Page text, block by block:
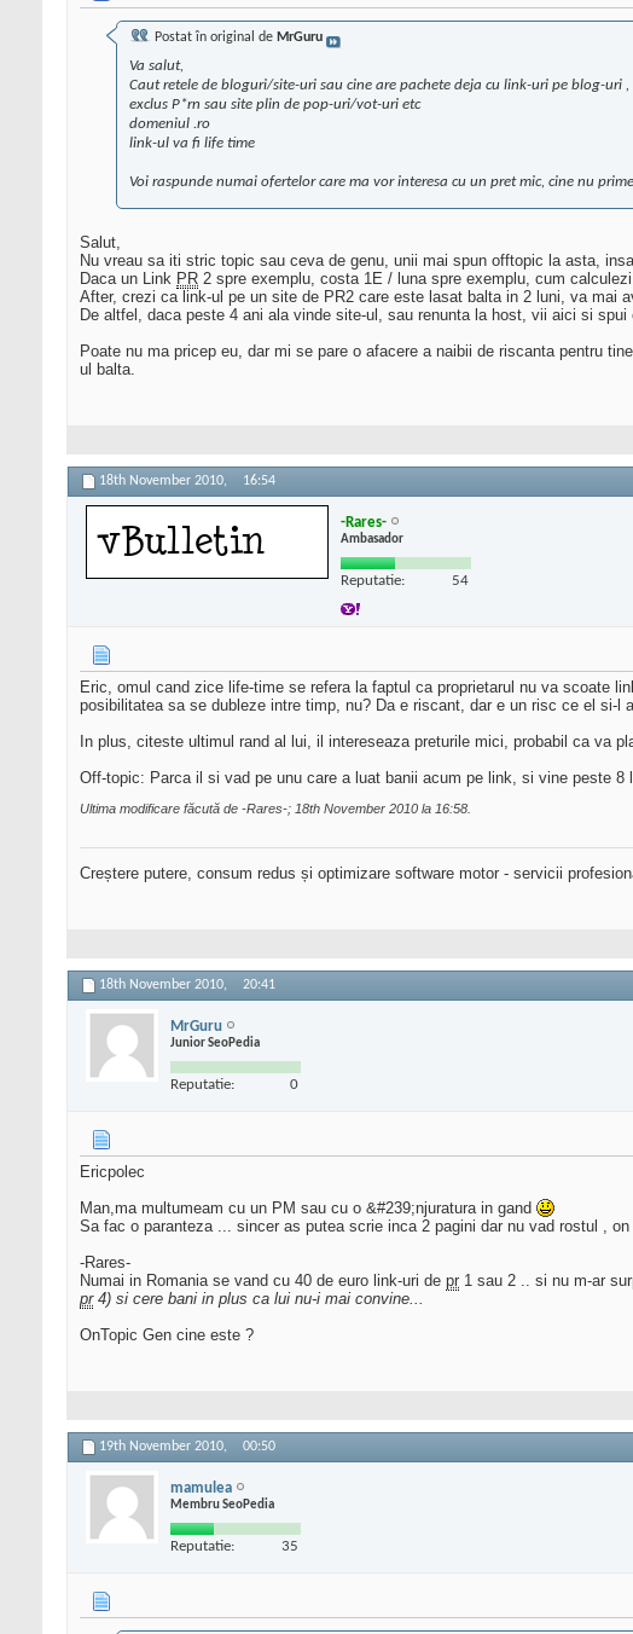
Postat în original de MrGuru
Va salut,
Caut retele de bloguri/site-uri sau cine are pachete deja cu link-uri pe blog-uri
exclus P*rn sau site plin de pop-uri/vot-uri etc
domeniul .ro
link-ul va fi life time
Voi raspunde numai ofertelor care ma vor interesa cu un pret mic, cine nu
Salut,
Nu vreau sa iti stric topic sau ceva de genu, unii mai spun offtopic la asta,
Daca un Link PR 2 spre exemplu, costa 1E / luna spre exemplu, cum
After, crezi ca link-ul pe un site de PR2 care este lasat balta in 2 luni, va mai
De altfel, daca peste 4 ani ala vinde site-ul, sau renunta la host, vii aici si
Poate nu ma pricep eu, dar mi se pare o afacere a naibii de riscanta pentru
ul balta.
18th November 2010, 16:54
-Rares-
Ambasador
Reputatie: 54
Eric, omul cand zice life-time se refera la faptul ca proprietarul nu va scoate
posibilitatea sa se dubleze intre timp, nu? Da e riscant, dar e un risc ce el si-l
In plus, citeste ultimul rand al lui, il intereseaza preturile mici, probabil ca va
Off-topic: Parca il si vad pe unu care a luat banii acum pe link, si vine peste
Ultima modificare făcută de -Rares-; 18th November 2010 la 16:58
Creștere putere, consum redus și optimizare software motor - servicii
18th November 2010, 20:41
MrGuru
Junior SeoPedia
Reputatie: 0
Ericpolec
Man,ma multumeam cu un PM sau cu o &#239;njuratura in gand
Sa fac o paranteza ... sincer as putea scrie inca 2 pagini dar nu vad rostul ,
-Rares-
Numai in Romania se vand cu 40 de euro link-uri de pr 1 sau 2 .. si nu m-ar
pr4) si cere bani in plus ca lui nu-i mai convine...
OnTopic Gen cine este ?
19th November 2010, 00:50
mamulea
Membru SeoPedia
Reputatie: 35